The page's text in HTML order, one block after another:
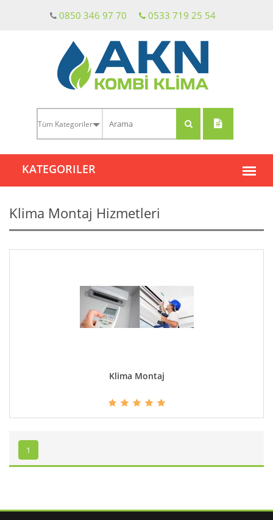
0850 346 97 70 0533 719 25 54
Klima Montaj Hizmetleri
Klima Montaj
1